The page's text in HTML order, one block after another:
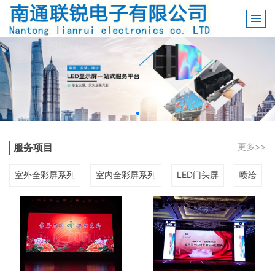
服务项目 更多>>
室外全彩屏系列 室内全彩屏系列 LED门头屏 喷绘